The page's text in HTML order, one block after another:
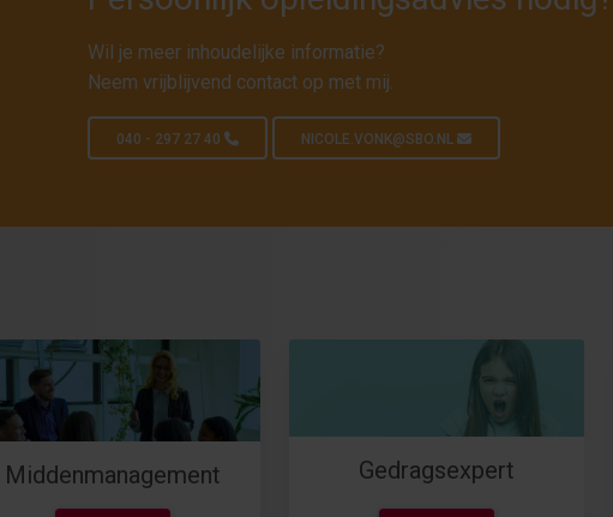
Wil je meer inhoudelijke informatie?
Neem vrijblijvend contact op met mij.
040 - 297 27 40 NICOLE.VONK@SBO.NL
Middenmanagement Gedragsexpert